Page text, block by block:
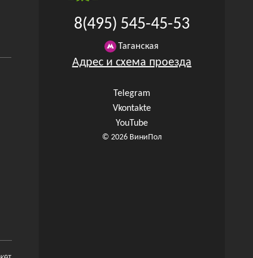
8(495) 545-45-53
Таганская
Адрес и схема проезда
Telegram
Vkontakte
YouTube
© 2026 ВиниПол